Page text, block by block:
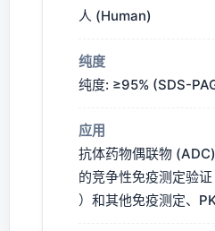
人 (Human)
纯度
纯度: ≥95% (SDS-
应用
抗体药物偶联物
的竞争性免疫测定验
）和其他免疫测定、